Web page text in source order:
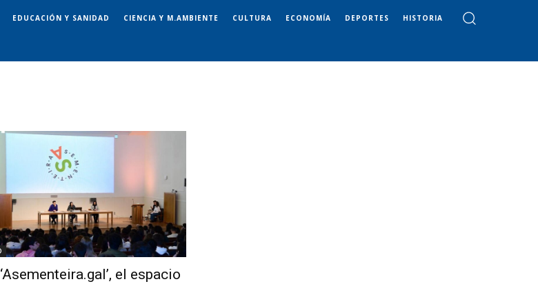
EDUCACIÓN Y SANIDAD CIENCIA Y M.AMBIENTE CULTURA ECONOMÍA DEPORTES HISTORIA
el espacio